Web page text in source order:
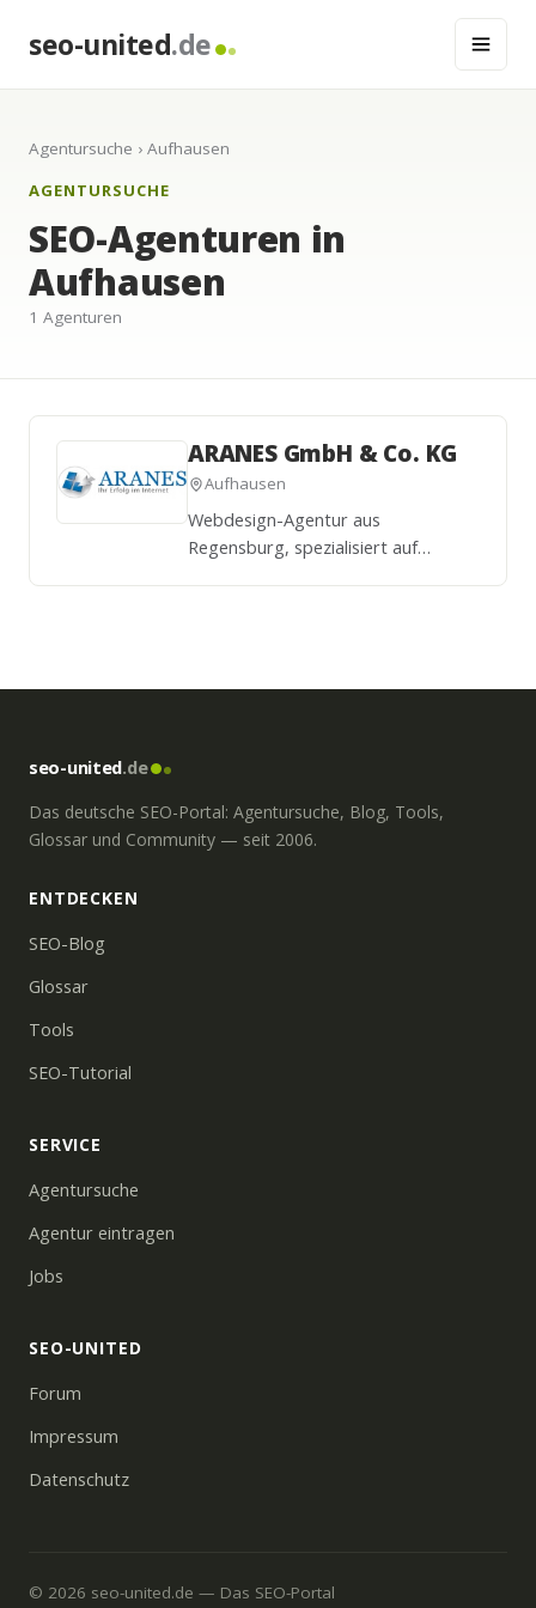
seo-united.de
Agentursuche › Aufhausen
AGENTURSUCHE
SEO-Agenturen in
Aufhausen
1 Agenturen
ARANES GmbH & Co. KG
Aufhausen
Webdesign-Agentur aus
Regensburg, spezialisiert auf
seo-united.de
Das deutsche SEO-Portal: Agentursuche, Blog, Tools,
Glossar und Community — seit 2006.
ENTDECKEN
SEO-Blog
Glossar
Tools
SEO-Tutorial
SERVICE
Agentursuche
Agentur eintragen
Jobs
SEO-UNITED
Forum
Impressum
Datenschutz
© 2026 seo-united.de — Das SEO-Portal